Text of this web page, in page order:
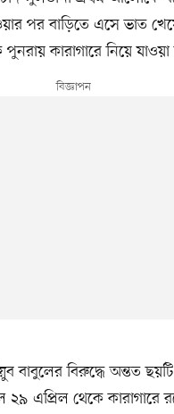
পর বাড়িতে এসে ভাত
কারাগারে নিয়ে যাওয়া
বিরুদ্ধে অন্তত
এপ্রিল থেকে কারাগারে